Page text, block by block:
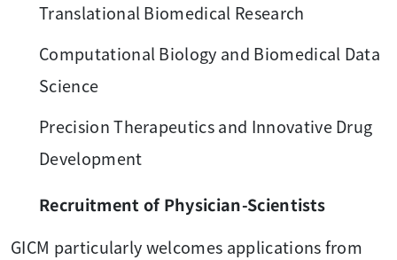
Translational Biomedical Research
Computational Biology and Biomedical Data
Science
Precision Therapeutics and Innovative Drug
Development
Recruitment of Physician-Scientists
GICM particularly welcomes applications from